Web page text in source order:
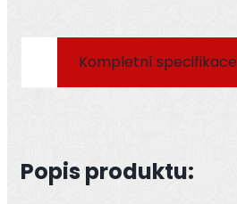
Kompletní specifikace
Popis produktu: